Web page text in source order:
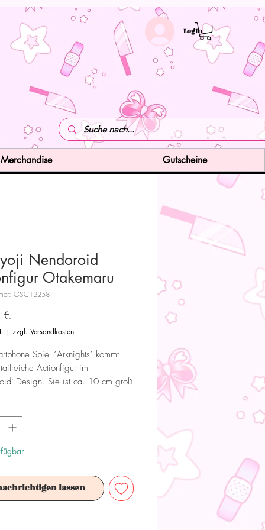
LogIn
Nendoroid
Otakemaru
GSC12258
€Preis
| zzgl. Versandkosten
Spiel ´Arknights´ kommt
Actionfigur im
Design. Sie ist ca. 10 cm groß
Produkt ist kein Spielzeug.
ab 15+ Jahren geeignet.
lassen
Merchandise Gutscheine